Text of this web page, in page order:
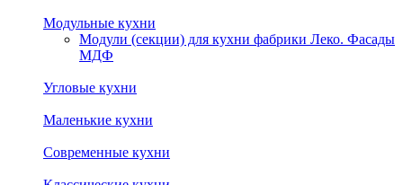
Модульные кухни
Модули (секции) для кухни фабрики Леко. Фасады
МДФ
Угловые кухни
Маленькие кухни
Современные кухни